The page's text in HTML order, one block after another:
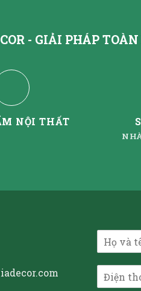
- GIẢI PHÁP
NỘI THẤT